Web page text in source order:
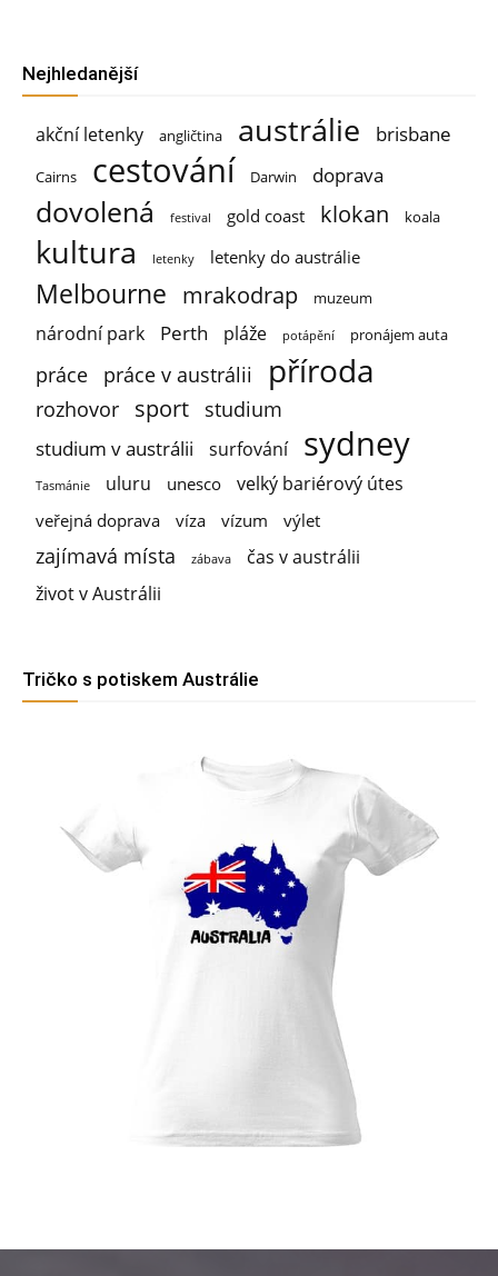
Nejhledanější
akční letenky angličtina austrálie brisbane
Cairns cestování Darwin doprava
dovolená festival gold coast klokan koala
kultura letenky letenky do austrálie
Melbourne mrakodrap muzeum
národní park Perth pláže potápění pronájem auta
práce práce v austrálii příroda
rozhovor sport studium
studium v austrálii surfování sydney
Tasmánie uluru unesco velký bariérový útes
veřejná doprava víza vízum výlet
zajímavá místa zábava
čas v austrálii
život v Austrálii
Tričko s potiskem Austrálie